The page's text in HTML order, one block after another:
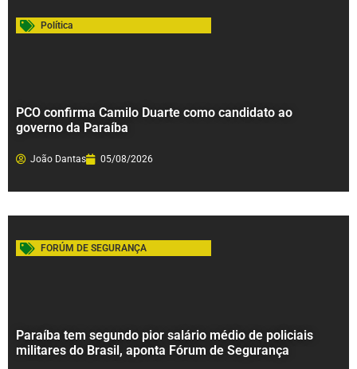
Política
PCO confirma Camilo Duarte como candidato ao
governo da Paraíba
João Dantas 05/08/2026
FORÚM DE SEGURANÇA
Paraíba tem segundo pior salário médio de policiais
militares do Brasil, aponta Fórum de Segurança